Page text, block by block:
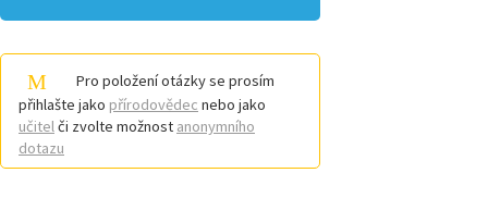
Pro položení otázky se prosím
přihlašte jako přírodovědec nebo jako
učitelči zvolte možnost anonymního
dotazu